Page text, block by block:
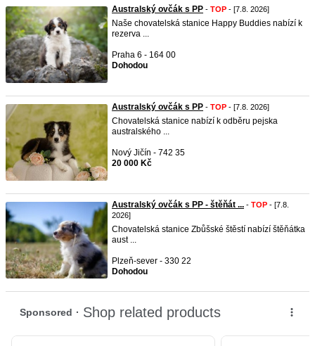
Australský ovčák s PP - TOP - [7.8. 2026]
Naše chovatelská stanice Happy Buddies nabízí k
rezerva ...
Praha 6 - 164 00
Dohodou
Australský ovčák s PP - TOP - [7.8. 2026]
Chovatelská stanice nabízí k odběru pejska
australského ...
Nový Jičín - 742 35
20 000 Kč
Australský ovčák s PP - štěňát ... - TOP - [7.8.
2026]
Chovatelská stanice Zbůšské štěstí nabízí štěňátka
aust ...
Plzeň-sever - 330 22
Dohodou